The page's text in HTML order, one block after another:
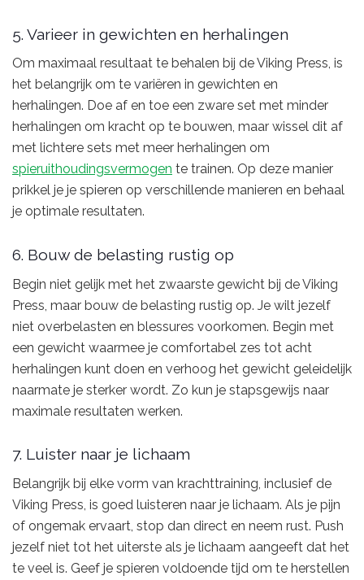
5. Varieer in gewichten en herhalingen
Om maximaal resultaat te behalen bij de Viking Press, is
het belangrijk om te variëren in gewichten en
herhalingen. Doe af en toe een zware set met minder
herhalingen om kracht op te bouwen, maar wissel dit af
met lichtere sets met meer herhalingen om
spieruithoudingsvermogen te trainen. Op deze manier
prikkel je je spieren op verschillende manieren en behaal
je optimale resultaten.
6. Bouw de belasting rustig op
Begin niet gelijk met het zwaarste gewicht bij de Viking
Press, maar bouw de belasting rustig op. Je wilt jezelf
niet overbelasten en blessures voorkomen. Begin met
een gewicht waarmee je comfortabel zes tot acht
herhalingen kunt doen en verhoog het gewicht geleidelijk
naarmate je sterker wordt. Zo kun je stapsgewijs naar
maximale resultaten werken.
7. Luister naar je lichaam
Belangrijk bij elke vorm van krachttraining, inclusief de
Viking Press, is goed luisteren naar je lichaam. Als je pijn
of ongemak ervaart, stop dan direct en neem rust. Push
jezelf niet tot het uiterste als je lichaam aangeeft dat het
te veel is. Geef je spieren voldoende tijd om te herstellen